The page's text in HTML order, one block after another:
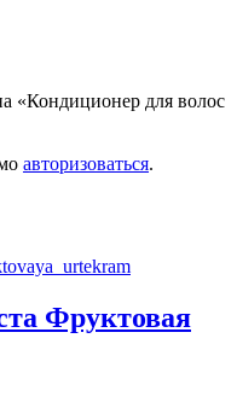
«Кондиционер для волос
авторизоваться.
Фруктовая